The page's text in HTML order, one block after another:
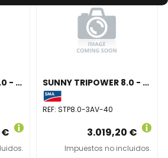
SUNNY TRIPOWER 6.0 - 3AV-40
€
SUNNY TRIPOWER 8.0 - 3AV-40
REF:STP8.0-3AV-40
3.019,20 €
Impuestos no incluidos.